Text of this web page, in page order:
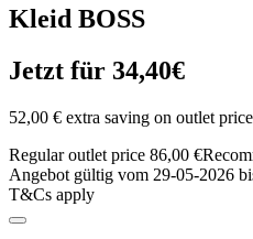
Kleid BOSS
Jetzt für 34,40€
52,00 € extra saving on outlet price
Regular outlet price 86,00 €
Angebot gültig vom 29-05-2026
T&Cs apply